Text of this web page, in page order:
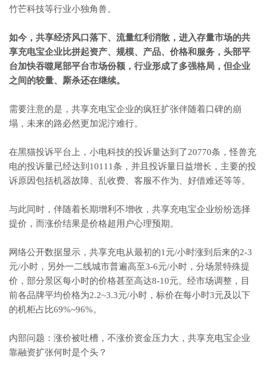
竹芒科技等行业小独角兽。
如今，共享经济风口落下、流量红利消散，进入存量市场的共
享充电宝企业比拼起资产、规模、产品、价格和服务，头部平
台加快吞噬尾部平台市场份额，行业形成了多强格局，但企业
之间的较量、厮杀还在继续。
需要注意的是，共享充电宝企业的疯狂扩张伴随着口碑的崩
塌，未来的路必然更加泥泞难行。
在黑猫投诉平台上，小电科技的投诉量达到了20770条，怪兽充
电的投诉量已经达到10111条，并且投诉量日益增长，主要的投
诉原因包括机器故障、乱收费、客服不作为、好借难还等等。
与此同时，伴随着长期增利不增收，共享充电宝企业纷纷选择
提价，而涨价结果是价格超用户心理预期。
网络公开数据显示，共享充电从最初的1元/小时涨到后来的2-3
元/小时，另外一二线城市普遍高至3-6元/小时，分场景特殊提
价，部分景区每小时的价格甚至高达8-10元。经市场调整，目
前各品牌平均价格为2.2~3.3元/小时，标价在每小时3元及以下
的机柜占比69%~96%。
内部问题：涨价被吐槽，不涨价资金压力大，共享充电宝企业
靠融资扩张何时是个头？